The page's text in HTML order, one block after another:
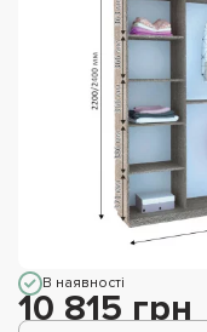
В наявності
10 815 грн